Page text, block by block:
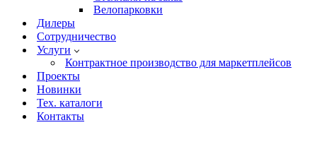
Велопарковки
Дилеры
Сотрудничество
Услуги
Контрактное производство для маркетплейсов
Проекты
Новинки
Тех. каталоги
Контакты